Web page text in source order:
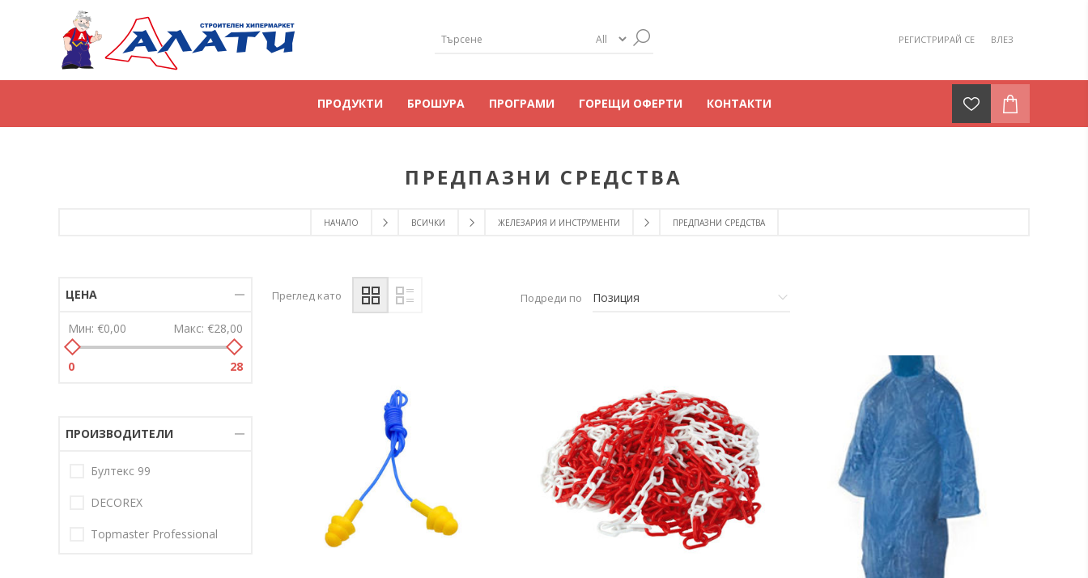
РЕГИСТРИРАЙ СЕ ВЛЕЗ
ПРОДУКТИ БРОШУРА ПРОГРАМИ ГОРЕЩИ ОФЕРТИ КОНТАКТИ
НАЧАЛО ВСИЧКИ ЖЕЛЕЗАРИЯ И ИНСТРУМЕНТИ ПРЕДПАЗНИ СРЕДСТВА
ПРЕДПАЗНИ СРЕДСТВА
Преглед като Подреди по
ЦЕНА
Мин: €0,00 Макс: €28,00
0 28
ПРОИЗВОДИТЕЛИ
Бултекс 99
DECOREX
Topmaster Professional